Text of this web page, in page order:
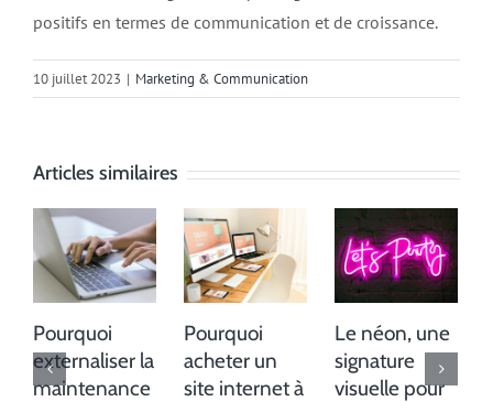
positifs en termes de communication et de croissance.
10 juillet 2023 | Marketing & Communication
Articles similaires
Pourquoi
externaliser la
maintenance
Pourquoi
acheter un
site internet à
Le néon, une
signature
visuelle pour